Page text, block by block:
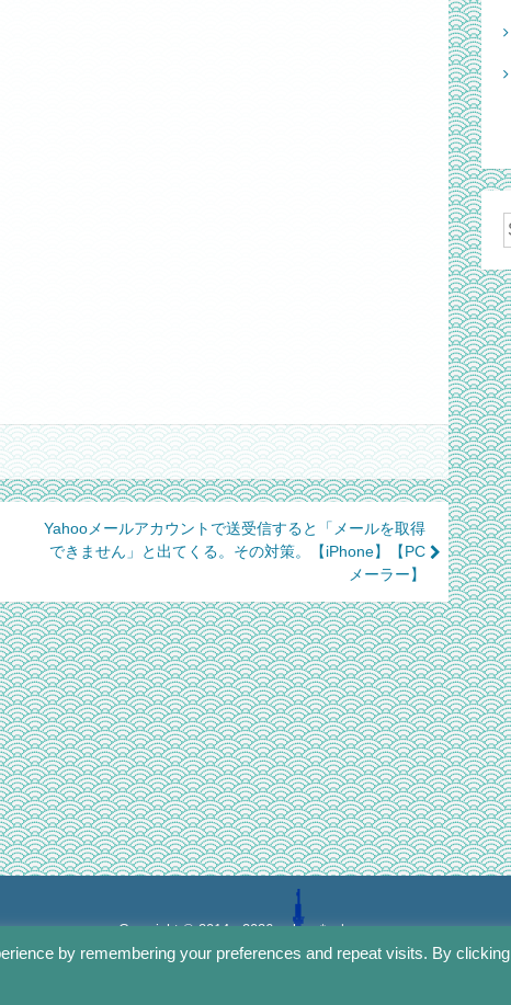
Yahooメールアカウントで送受信すると「メールを取得
できません」と出てくる。その対策。【iPhone】【PC
メーラー】
Copyright © 2014 - 2026sakura*sakura.
All Rights Reserved.
by remembering your preferences and repeat visits. By clicking